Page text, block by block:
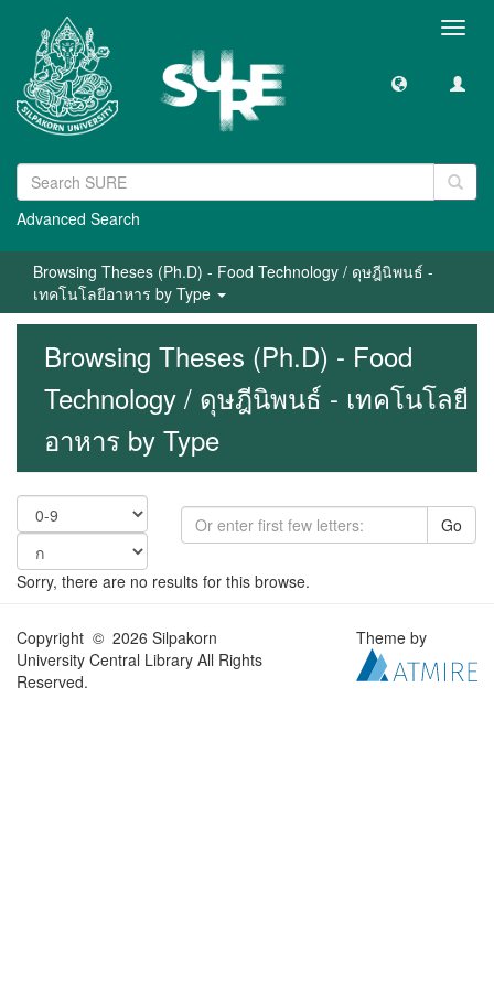
Advanced Search
Browsing Theses (Ph.D) - Food Technology / ดุษฎีนิพนธ์ -
เทคโนโลยีอาหาร by Type
Browsing Theses (Ph.D) - Food
Technology / ดุษฎีนิพนธ์ - เทคโนโลยี
อาหาร by Type
Go
Sorry, there are no results for this browse.
Copyright © 2026 Silpakorn
University Central Library All Rights
Reserved.
Theme by